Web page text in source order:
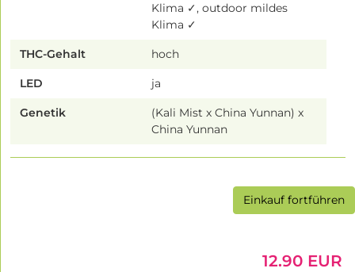
Klima ✓, outdoor mildes
Klima ✓
THC-Gehalt hoch
LED ja
Genetik
(Kali Mist x China Yunnan) x
China Yunnan
Einkauf fortführen
12.90 EUR